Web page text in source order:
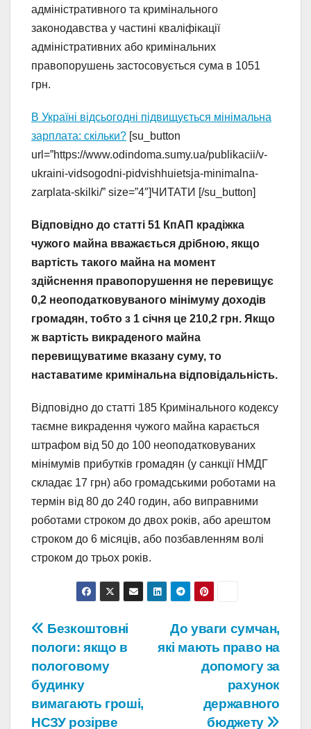
адміністративного та кримінального
законодавства у частині кваліфікації
адміністративних або кримінальних
правопорушень застосовується сума в 1051
грн.
В Україні відсьогодні підвищується мінімальна
зарплата: скільки? [su_button
url=”https://www.odindoma.sumy.ua/publikacii/v-
ukraini-vidsogodni-pidvishhuietsja-minimalna-
zarplata-skilki/” size=”4″]ЧИТАТИ [/su_button]
Відповідно до статті 51 КпАП крадіжка
чужого майна вважається дрібною, якщо
вартість такого майна на момент
здійснення правопорушення не перевищує
0,2 неоподатковуваного мінімуму доходів
громадян, тобто з 1 січня це 210,2 грн. Якщо
ж вартість викраденого майна
перевищуватиме вказану суму, то
наставатиме кримінальна відповідальність.
Відповідно до статті 185 Кримінального кодексу
таємне викрадення чужого майна карається
штрафом від 50 до 100 неоподатковуваних
мінімумів прибутків громадян (у санкції НМДГ
складає 17 грн) або громадськими роботами на
термін від 80 до 240 годин, або виправними
роботами строком до двох років, або арештом
строком до 6 місяців, або позбавленням волі
строком до трьох років.
Навігація
записів
До уваги сумчан,
які мають право на
допомогу за
рахунок
державного
бюджету
Безкоштовні
пологи: якщо в
пологовому
будинку
вимагають гроші,
НСЗУ розірве